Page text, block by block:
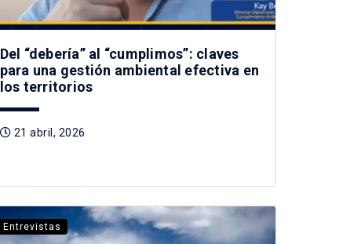
Del “debería” al “cumplimos”: claves
para una gestión ambiental efectiva en
los territorios
21 abril, 2026
Entrevistas